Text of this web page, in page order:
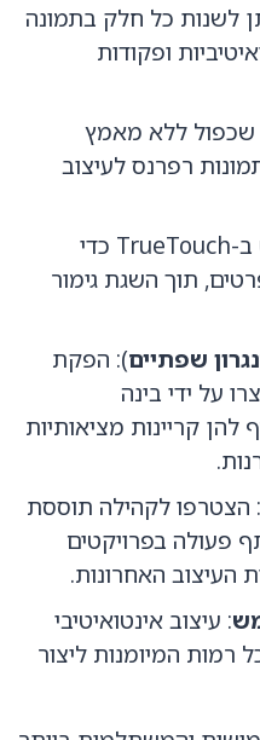
לשנות כל חלק בתמונה
ופקודות
שכפול ללא מאמץ
רפרנס לעיצוב
: שימוש ב-TrueTouch כדי
תוך השגת גימור
שפתיים): הפקת
על ידי בינה
להן קריינות מציאותיות
: הצטרפו לקהילה תוססת
פעולה בפרויקטים
העיצוב האחרונות.
: עיצוב אינטואיטיבי
המיומנות ליצור